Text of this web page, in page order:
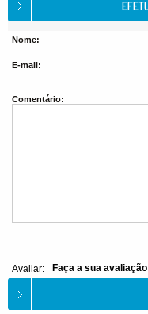
Nome:
E-mail:
Comentário:
Avaliar: Faça a sua avaliação